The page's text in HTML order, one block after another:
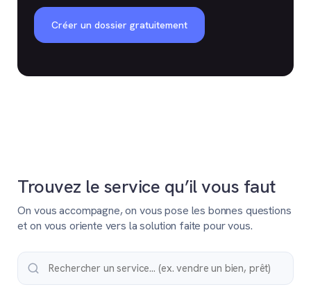
Créer un dossier gratuitement
Trouvez le service qu’il vous faut
On vous accompagne, on vous pose les bonnes questions
et on vous oriente vers la solution faite pour vous.